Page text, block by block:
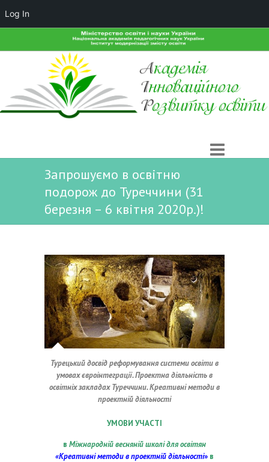
Запрошуємо в освітню
подорож до Туреччини (31
березня – 6 квітня 2020р.)!
Турецький досвід реформування системи освіти в
умовах євроінтеграції. Проектна діяльність в
освітніх закладах Туреччини. Креативні методи в
проектній діяльності
УМОВИ УЧАСТІ
в Міжнародній весняній школі для освітян
«Креативні методи в проектній діяльності» в
Log In